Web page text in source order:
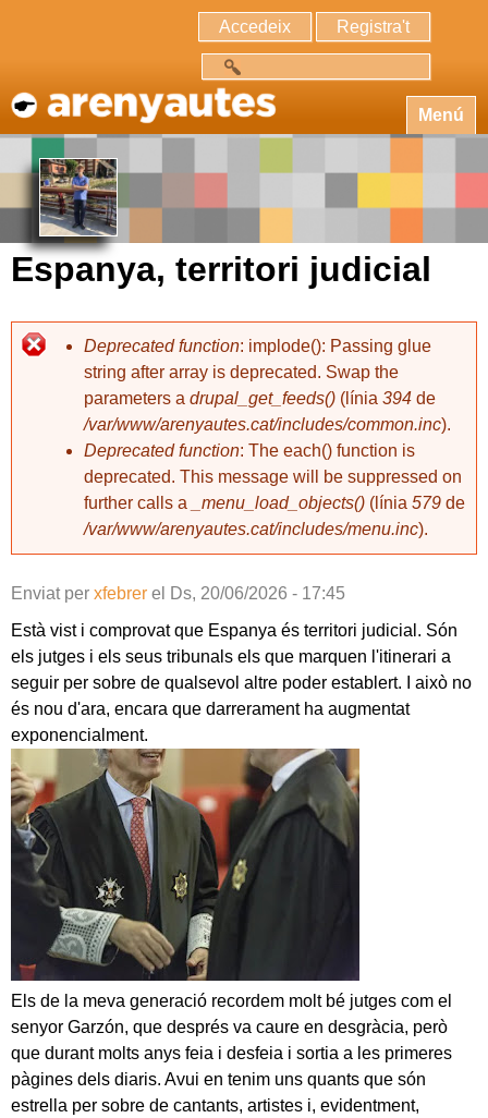
Accedeix Registra't
Menú
Espanya, territori judicial
Deprecated function: implode(): Passing glue
string after array is deprecated. Swap the
parameters a drupal_get_feeds() (línia 394 de
/var/www/arenyautes.cat/includes/common.inc).
Deprecated function: The each() function is
deprecated. This message will be suppressed on
further calls a
_menu_load_objects() (línia 579 de
/var/www/arenyautes.cat/includes/menu.inc).
Enviat per xfebrer el
Ds, 20/06/2026 - 17:45
Està vist i comprovat que Espanya és territori judicial. Són
els jutges i els seus tribunals els que marquen l'itinerari a
seguir per sobre de qualsevol altre poder establert. I això no
és nou d'ara, encara que darrerament ha augmentat
exponencialment.
Els de la meva generació recordem molt bé jutges com el
senyor Garzón, que després va caure en desgràcia, però
que durant molts anys feia i desfeia i sortia a les primeres
pàgines dels diaris. Avui en tenim uns quants que són
estrella per sobre de cantants, artistes i, evidentment,